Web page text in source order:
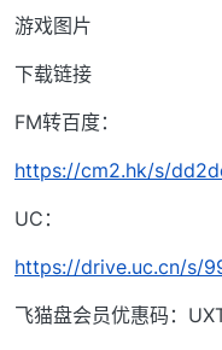
游戏图片
下载链接
FM转百度：
https://cm2.hk/s/
UC：
https://drive.uc.cn/s/
飞猫盘会员优惠码：